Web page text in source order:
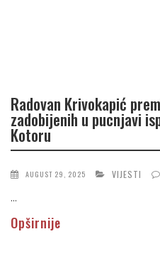
Radovan Krivokapić
zadobijenih u pucnjavi
Kotoru
AUGUST 29, 2025 VIJESTI
...
Opširnije